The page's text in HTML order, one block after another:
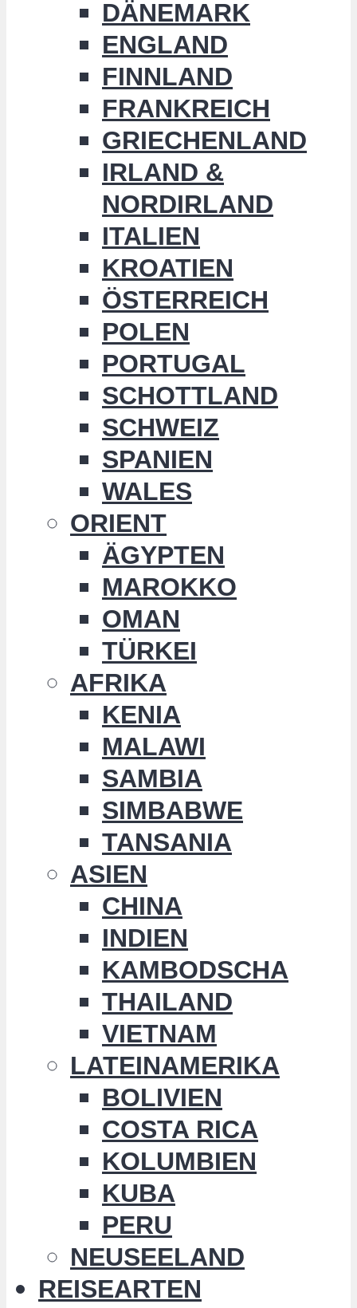
DÄNEMARK
ENGLAND
FINNLAND
FRANKREICH
GRIECHENLAND
IRLAND &
NORDIRLAND
ITALIEN
KROATIEN
ÖSTERREICH
POLEN
PORTUGAL
SCHOTTLAND
SCHWEIZ
SPANIEN
WALES
ORIENT
ÄGYPTEN
MAROKKO
OMAN
TÜRKEI
AFRIKA
KENIA
MALAWI
SAMBIA
SIMBABWE
TANSANIA
ASIEN
CHINA
INDIEN
KAMBODSCHA
THAILAND
VIETNAM
LATEINAMERIKA
BOLIVIEN
COSTA RICA
KOLUMBIEN
KUBA
PERU
NEUSEELAND
REISEARTEN